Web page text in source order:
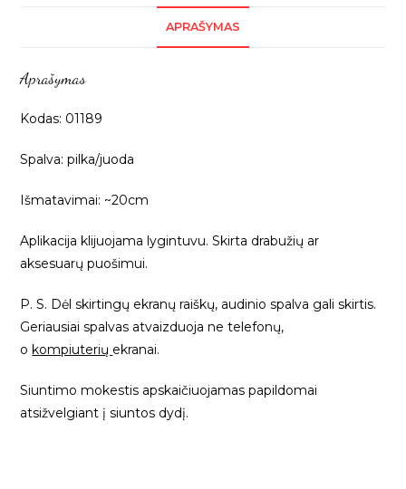
APRAŠYMAS
Aprašymas
Kodas: 01189
Spalva: pilka/juoda
Išmatavimai: ~20cm
Aplikacija klijuojama lygintuvu. Skirta drabužių ar
aksesuarų puošimui.
P. S. Dėl skirtingų ekranų raiškų, audinio spalva gali skirtis.
Geriausiai spalvas atvaizduoja ne telefonų,
okompiuterių ekranai.
Siuntimo mokestis apskaičiuojamas papildomai
atsižvelgiant į siuntos dydį.